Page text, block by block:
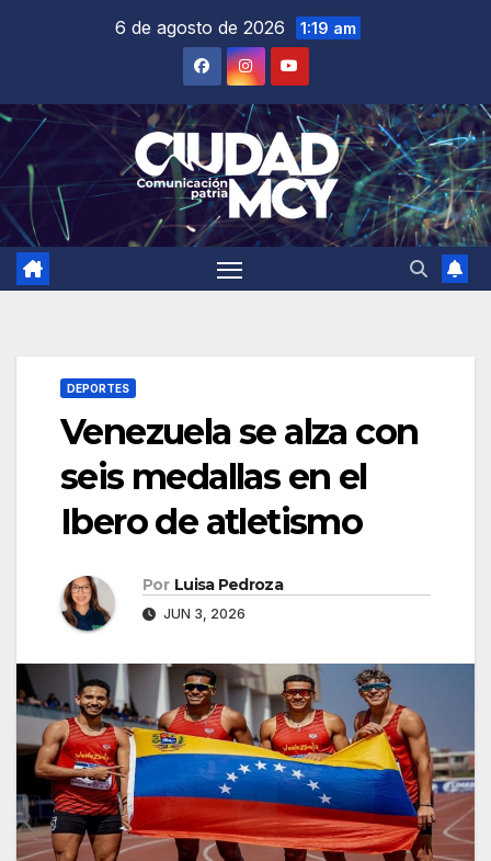
6 de agosto de 2026 1:19 am
DEPORTES
Venezuela se alza con
seis medallas en el
Ibero de atletismo
Por Luisa Pedroza
JUN 3, 2026